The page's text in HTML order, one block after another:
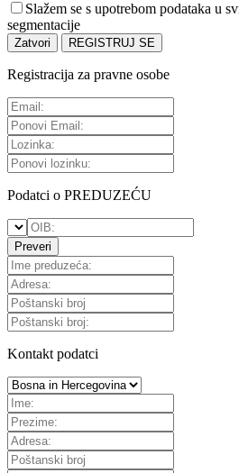
Slažem se s upotrebom podataka u
segmentacije
Zatvori REGISTRUJ SE
Registracija za pravne osobe
Podatci o PREDUZEĆU
Preveri
Kontakt podatci